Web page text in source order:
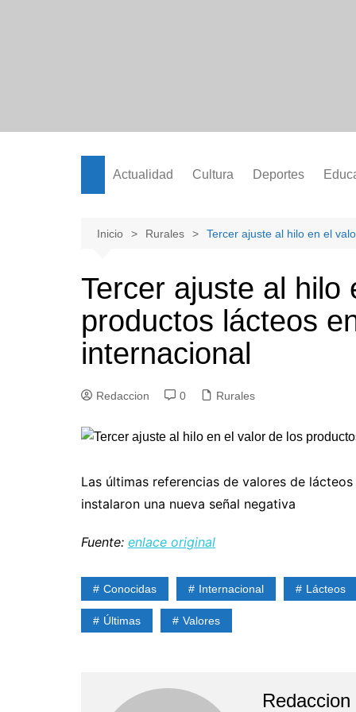
Actualidad Cultura Deportes
Inicio Rurales Tercer ajuste al hilo en el
Tercer ajuste al hilo
productos lácteos
internacional
Redaccion 0 Rurales
Las últimas referencias de valores de
instalaron una nueva señal negativa
Fuente: enlace original
Conocidas Internacional Lácteos
Últimas Valores
Redaccion